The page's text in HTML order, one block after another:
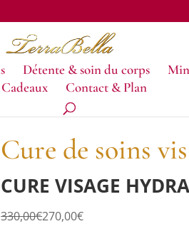
Détente & soin du corps
Contact & Plan
Cure de soins
CURE VISAGE
330,00€.270,00€